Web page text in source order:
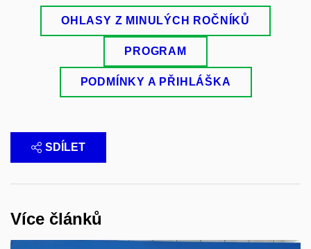
OHLASY Z MINULÝCH ROČNÍKŮ
PROGRAM
PODMÍNKY A PŘIHLÁŠKA
SDÍLET
Více článků